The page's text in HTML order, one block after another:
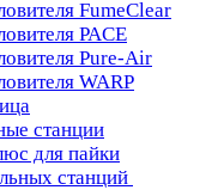
FumeClear
PACE
Pure-Air
WARP
станции
для пайки
станций